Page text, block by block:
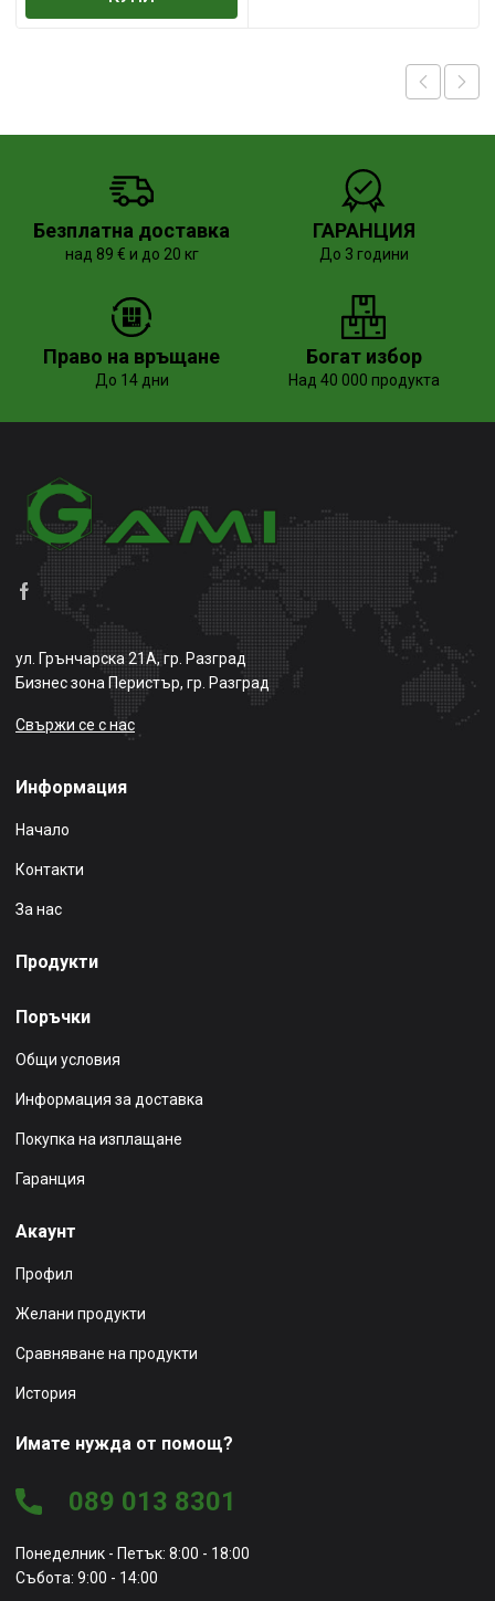
Безплатна доставка
над 89 € и до 20 кг
ГАРАНЦИЯ
До 3 години
Право на връщане
До 14 дни
Богат избор
Над 40 000 продукта
ул. Грънчарска 21А, гр. Разград
Бизнес зона Перистър, гр. Разград
Свържи се с нас
Информация
Начало
Контакти
За нас
Продукти
Поръчки
Общи условия
Информация за доставка
Покупка на изплащане
Гаранция
Акаунт
Профил
Желани продукти
Сравняване на продукти
История
Имате нужда от помощ?
089 013 8301
Понеделник - Петък: 8:00 - 18:00
Събота: 9:00 - 14:00